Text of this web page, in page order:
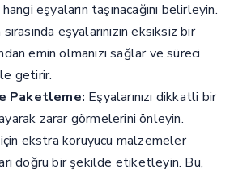
eşyaların taşınacağını belirleyin.
eşyalarınızın eksiksiz bir
emin olmanızı sağlar ve süreci
getirir.
Paketleme: Eşyalarınızı dikkatli bir
zarar görmelerini önleyin.
için ekstra koruyucu malzemeler
doğru bir şekilde etiketleyin. Bu,